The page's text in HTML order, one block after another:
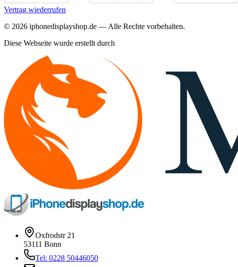
Vertrag wiederrufen
© 2026 iphonedisplayshop.de — Alle Rechte vorbehalten.
Diese Webseite wurde erstellt durch
Oxfrodstr 21
53111 Bonn
Tel: 0228 50446050